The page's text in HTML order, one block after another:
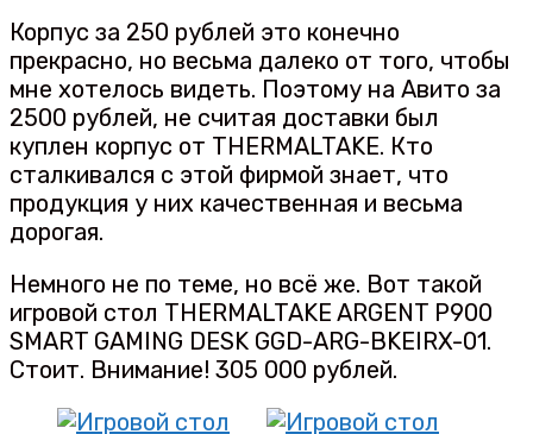
Корпус за 250 рублей это конечно
прекрасно, но весьма далеко от того, чтобы
мне хотелось видеть. Поэтому на Авито за
2500 рублей, не считая доставки был
куплен корпус от THERMALTAKE. Кто
сталкивался с этой фирмой знает, что
продукция у них качественная и весьма
дорогая.
Немного не по теме, но всё же. Вот такой
игровой стол THERMALTAKE ARGENT P900
SMART GAMING DESK GGD-ARG-BKEIRX-01.
Стоит. Внимание! 305 000 рублей.